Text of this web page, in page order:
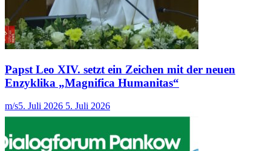
Papst Leo XIV. setzt ein Zeichen mit der neuen
Enzyklika „Magnifica Humanitas“
m/s5. Juli 2026 5. Juli 2026